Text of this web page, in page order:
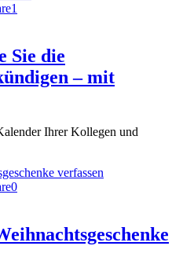
1
Sie die
– mit
Ihrer Kollegen und
0